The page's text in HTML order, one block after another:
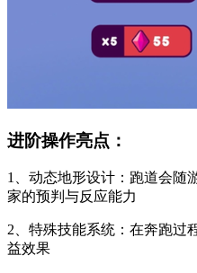
进阶操作亮点：
1、动态地形设计：跑道会随
家的预判与反应能力
2、特殊技能系统：在奔跑过
益效果